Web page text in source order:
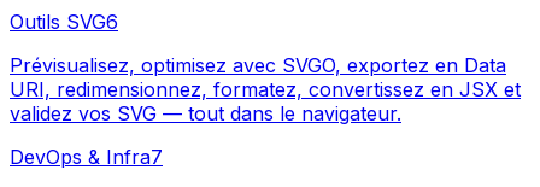
Outils SVG6
Prévisualisez, optimisez avec SVGO, exportez en Data
URI, redimensionnez, formatez, convertissez en JSX et
validez vos SVG — tout dans le navigateur.
DevOps & Infra7